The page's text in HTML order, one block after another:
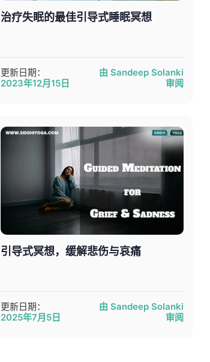
治疗失眠的最佳引导式睡眠冥想
更新日期：
2023年12月15日
由 Sandeep Solanki
审阅
引导式冥想，缓解悲伤与哀痛
更新日期：
2025年7月5日
由 Sandeep Solanki
审阅